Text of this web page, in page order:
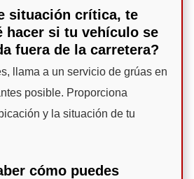
situación crítica, te
hacer si tu vehículo se
fuera de la carretera?
llama a un servicio de grúas en
posible. Proporciona
y la situación de tu
cómo puedes